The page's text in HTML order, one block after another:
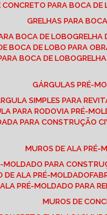
CONCRETO PARA BOCA DE
GRELHAS PARA
BOCA DE LOBO
DE BOCA DE LOBO PARA
BOCA DE LOBO
GÁRGULAS PRÉ-
SIMPLES PARA
PARA RODOVIA PRÉ-
PARA CONSTRUÇÃO
MUROS DE ALA PRÉ-
MOLDADO PARA
DE ALA PRÉ-MOLDADO
ALA PRÉ-MOLDADO PARA
MUROS DE